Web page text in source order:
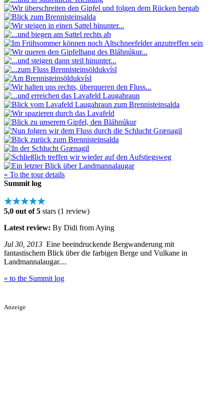
« To the tour details
Summit log
★★★★★
5,0 out of 5 stars (1 review)
Latest review: By Didi from Aying
Jul 30, 2013 Eine beeindruckende Bergwanderung mit
fantastischem Blick über die farbigen Berge und Vulkane in
Landmannalaugar....
» to the Summit log
Anzeige